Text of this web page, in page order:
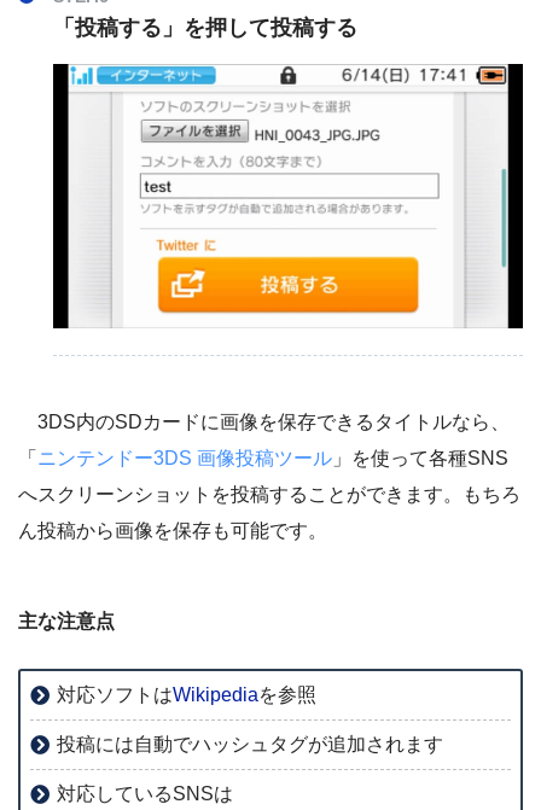
「投稿する」を押して投稿する
3DS内のSDカードに画像を保存できるタイトルなら、
「 ニンテンドー3DS 画像投稿ツール 」を使って各種SNS
へスクリーンショットを投稿することができます。もちろ
ん投稿から画像を保存も可能です。
主な注意点
対応ソフトはWikipediaを参照
投稿には自動でハッシュタグが追加されます
対応しているSNSは